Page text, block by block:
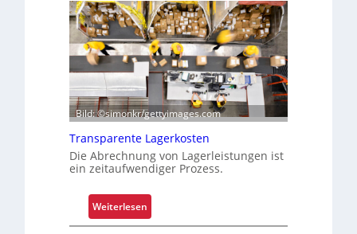
c
h
e
r
h
e
i
h
s
t
e
l
l
e
o
f
f
e
n
i
c
h
e
r
e
L
o
g
i
s
t
i
k
Bild: ©simonkr/gettyimages.com
Transparente Lagerkosten
Die Abrechnung von Lagerleistungen ist
ein zeitaufwendiger Prozess.
Weiterlesen:
T